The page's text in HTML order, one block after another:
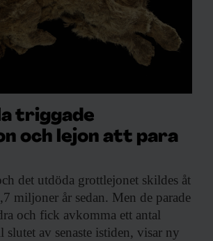
triggade
och lejon att para
det utdöda grottlejonet skildes åt
miljoner år sedan. Men de parade
och fick avkomma ett antal
slutet av senaste istiden, visar ny